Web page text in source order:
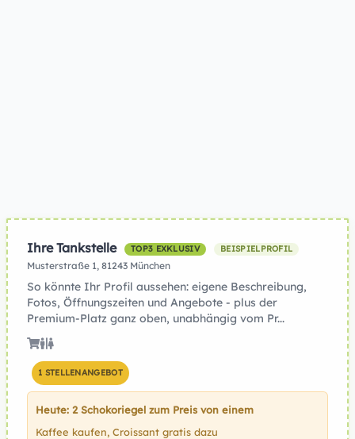
Ihre Tankstelle TOP3 EXKLUSIV BEISPIELPROFIL
Musterstraße 1, 81243 München
So könnte Ihr Profil aussehen: eigene Beschreibung,
Fotos, Öffnungszeiten und Angebote - plus der
Premium-Platz ganz oben, unabhängig vom Pr...
1 STELLENANGEBOT
Heute: 2 Schokoriegel zum Preis von einem
Kaffee kaufen, Croissant gratis dazu